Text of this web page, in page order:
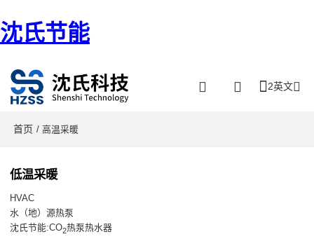
沈氏节能
2英文
首页 / 高温采暖
低温采暖
HVAC
水（地）源热泵
沈氏节能:CO2热泵热水器